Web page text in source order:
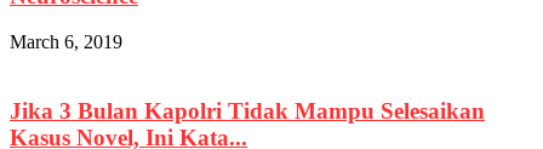
March 6, 2019
Jika 3 Bulan Kapolri Tidak Mampu Selesaikan
Kasus Novel, Ini Kata...